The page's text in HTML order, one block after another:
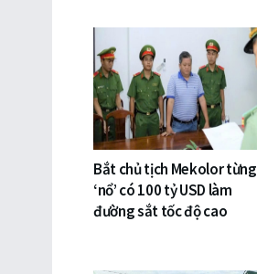
Bắt chủ tịch Mekolor từng
‘nổ’ có 100 tỷ USD làm
đường sắt tốc độ cao